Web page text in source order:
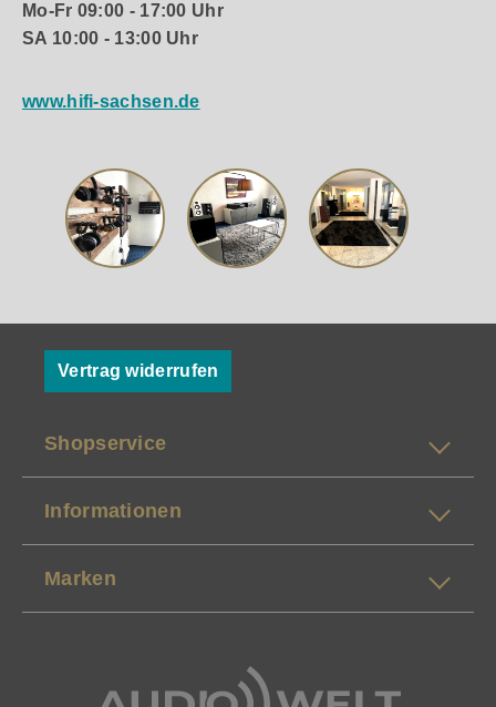
Mo-Fr 09:00 - 17:00 Uhr
SA 10:00 - 13:00 Uhr
www.hifi-sachsen.de
Vertrag widerrufen
Shopservice
Informationen
Marken